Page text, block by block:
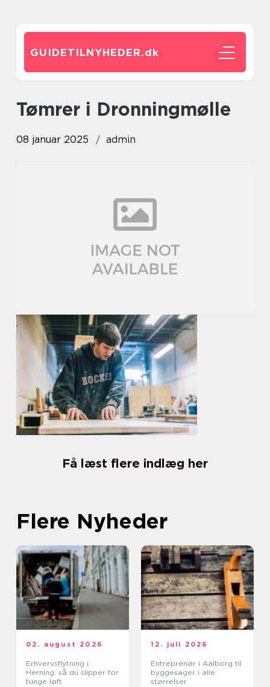
GUIDETILNYHEDER.dk
tømrer i Dronningmølle
08 januar 2025 admin
Få læst flere indlæg her
Flere Nyheder
02. august 2026
Erhvervsflytning i
Herning: så du slipper for
tunge løft
12. juli 2026
Entreprenør i Aalborg til
byggesager i alle
størrelser